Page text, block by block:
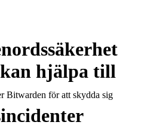
Bitwarden för att skydda sig
hjälpa till